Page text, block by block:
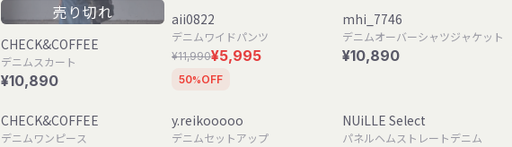
売り切れ
CHECK&COFFEE
デニムスカート
¥10,890
aii0822
デニムワイドパンツ
¥11,990¥5,995
50%OFF
mhi_7746
デニムオーバーシャツジャケット
¥10,890
CHECK&COFFEE
デニムワンピース
y.reikooooo
デニムセットアップ
NUiLLE Select
パネルヘムストレートデニム